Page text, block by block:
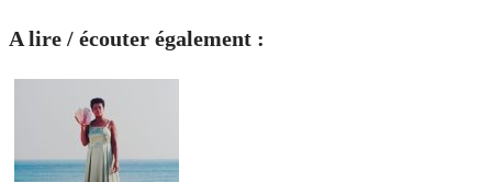
A lire / écouter également :